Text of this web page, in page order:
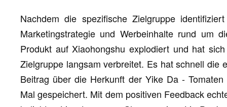
Nachdem die spezifische Zielgruppe
Marketingstrategie und Werbeinhalte rund um
Produkt auf Xiaohongshu explodiert und hat
Zielgruppe langsam verbreitet. Es hat schnell die
Beitrag über die Herkunft der Yike Da -
Mal gespeichert. Mit dem positiven Feedback